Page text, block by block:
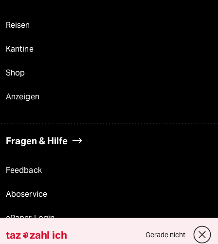
Reisen
Kantine
Shop
Anzeigen
Fragen & Hilfe
Feedback
Aboservice
ePaper Login
Downloads für Abonnierende
taz zahl ich Gerade nicht